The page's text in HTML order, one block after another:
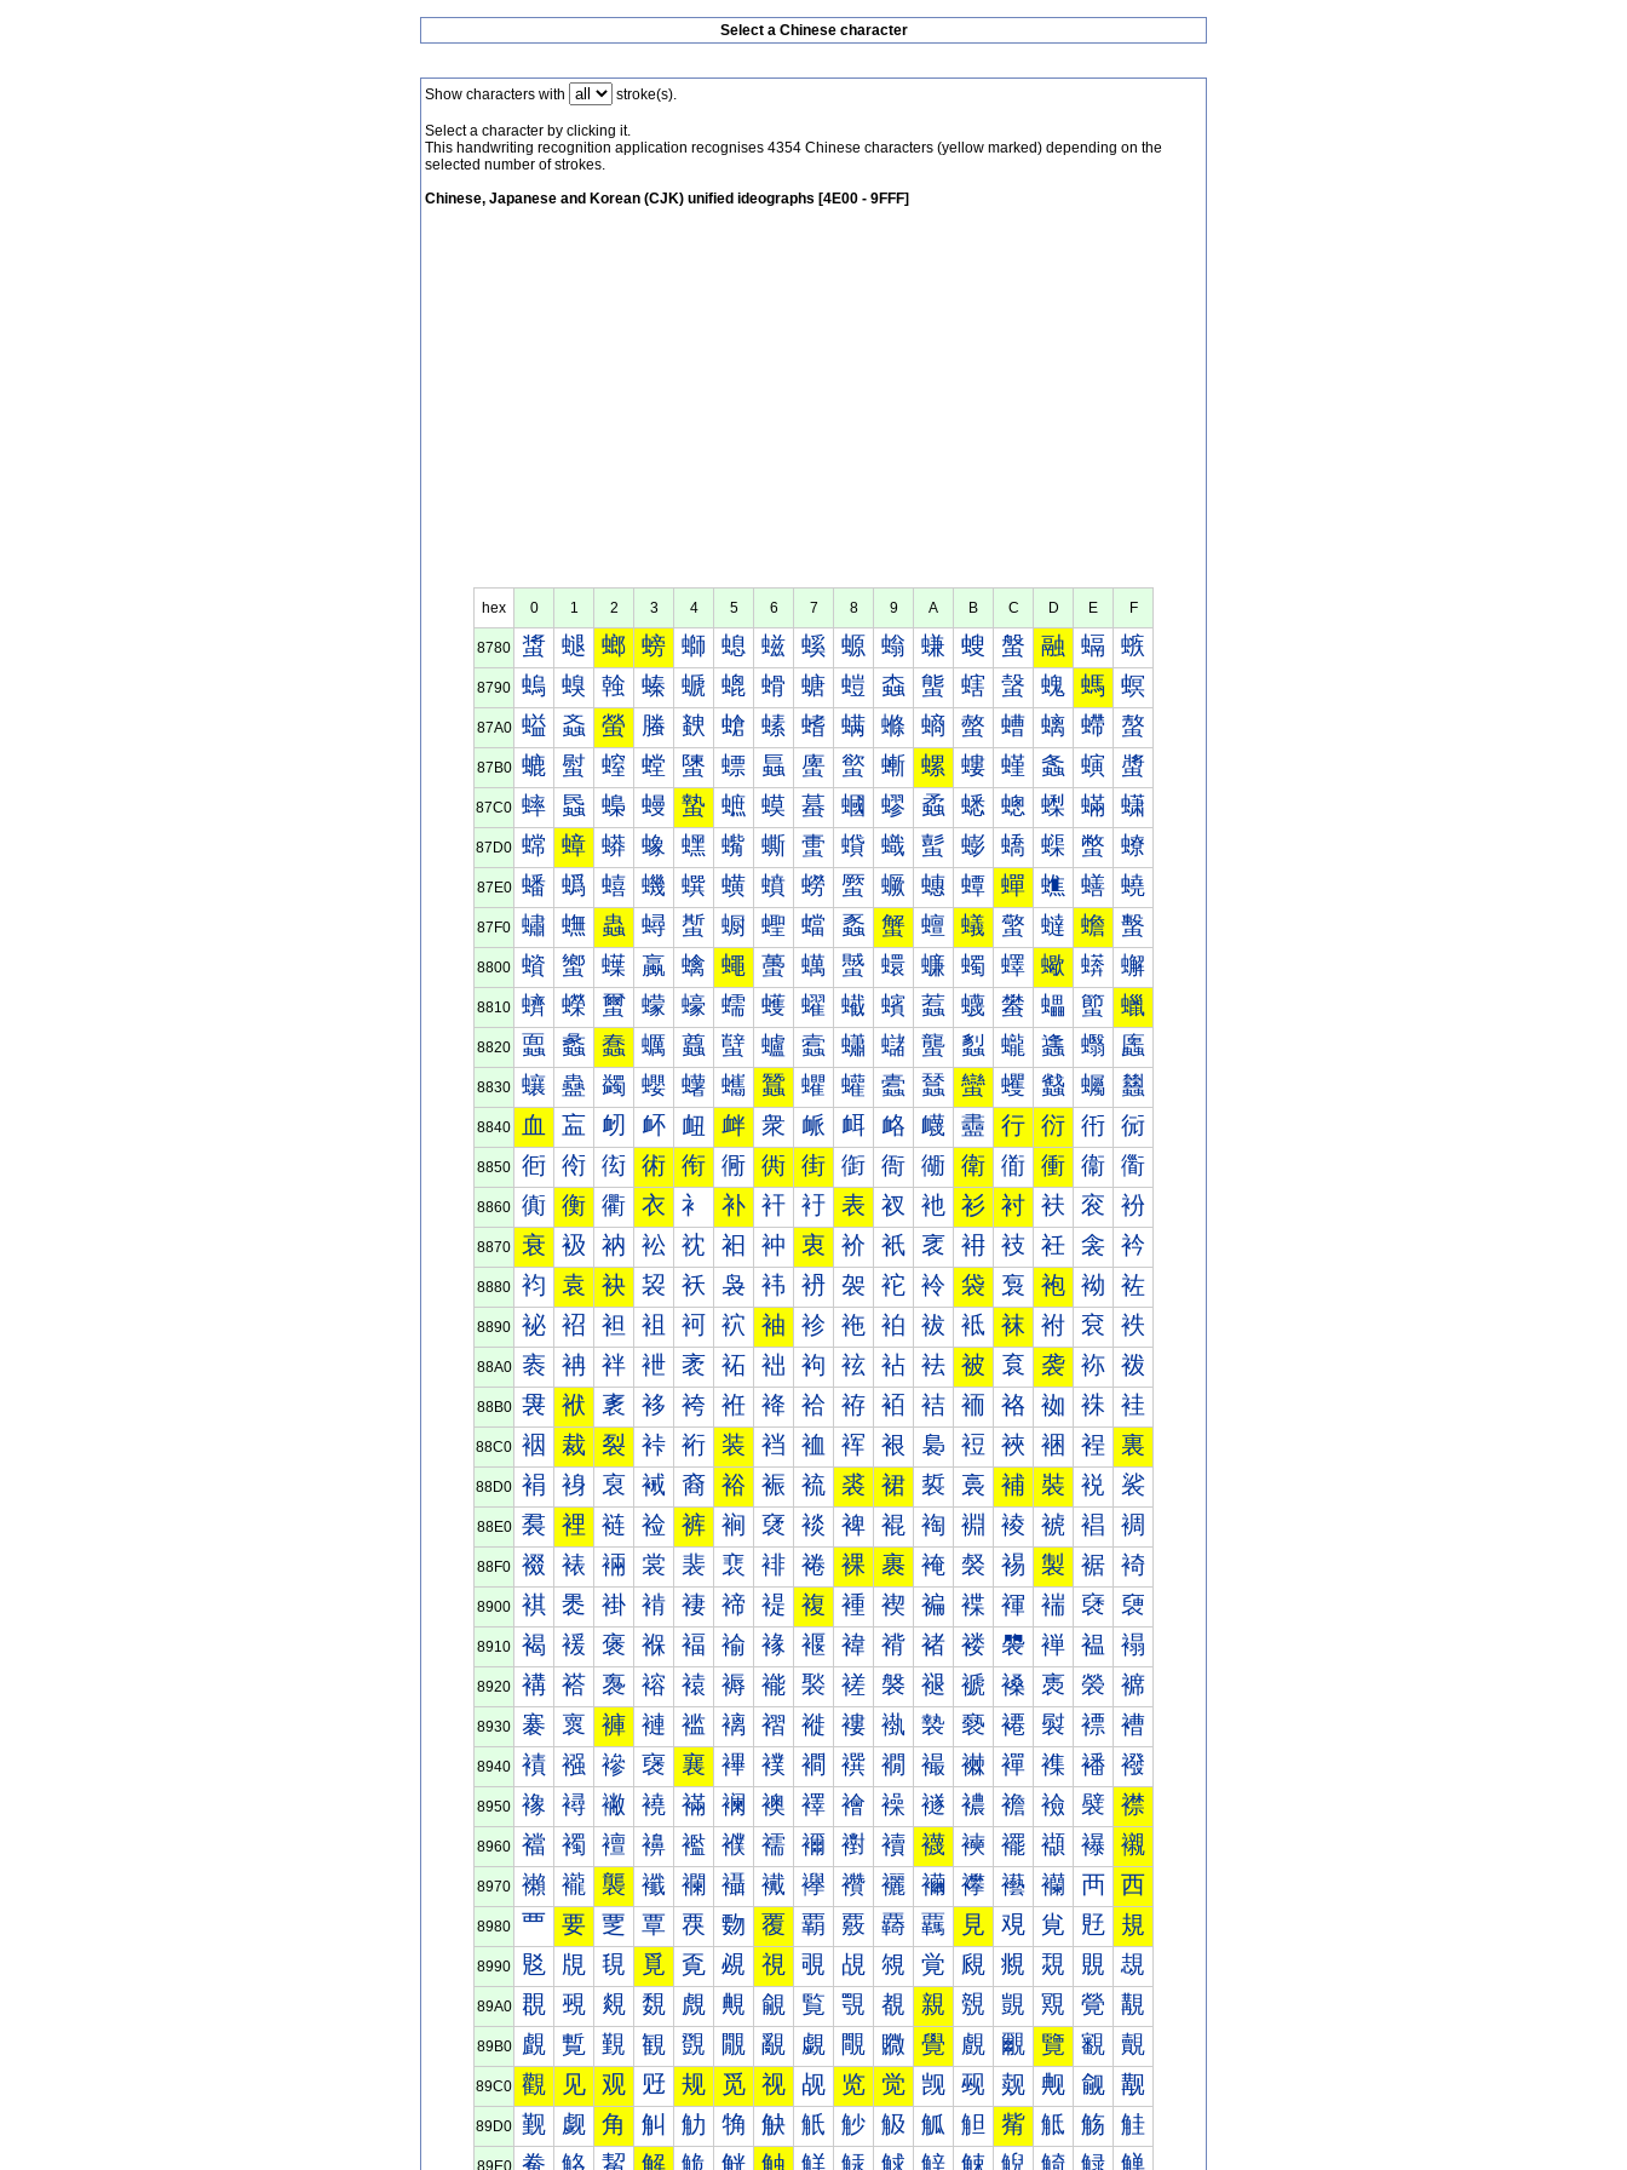
Select a Chinese character
Show characters with stroke(s).
Select a character by clicking it.
This handwriting recognition application recognises 4354 Chinese characters (yellow marked) depending on the
selected number of strokes.
Chinese, Japanese and Korean (CJK) unified ideographs [4E00 - 9FFF]
hex 0 1 2 3 4 5 6 7 8 9 A B C D E F
8780 螀 螁 螂 螃 螄 螅 螆 螇 螈 螉 螊 螋 螌 融 螎 螏
8790 螐 螑 螒 螓 螔 螕 螖 螗 螘 螙 螚 螛 螜 螝 螞 螟
87A0 螠 螡 螢 螣 螤 螥 螦 螧 螨 螩 螪 螫 螬 螭 螮 螯
87B0 螰 螱 螲 螳 螴 螵 螶 螷 螸 螹 螺 螻 螼 螽 螾 螿
87C0 蟀 蟁 蟂 蟃 蟄 蟅 蟆 蟇 蟈 蟉 蟊 蟋 蟌 蟍 蟎 蟏
87D0 蟐 蟑 蟒 蟓 蟔 蟕 蟖 蟗 蟘 蟙 蟚 蟛 蟜 蟝 蟞 蟟
87E0 蟠 蟡 蟢 蟣 蟤 蟥 蟦 蟧 蟨 蟩 蟪 蟫 蟬 蟭 蟮 蟯
87F0 蟰 蟱 蟲 蟳 蟴 蟵 蟶 蟷 蟸 蟹 蟺 蟻 蟼 蟽 蟾 蟿
8800 蠀 蠁 蠂 蠃 蠄 蠅 蠆 蠇 蠈 蠉 蠊 蠋 蠌 蠍 蠎 蠏
8810 蠐 蠑 蠒 蠓 蠔 蠕 蠖 蠗 蠘 蠙 蠚 蠛 蠜 蠝 蠞 蠟
8820 蠠 蠡 蠢 蠣 蠤 蠥 蠦 蠧 蠨 蠩 蠪 蠫 蠬 蠭 蠮 蠯
8830 蠰 蠱 蠲 蠳 蠴 蠵 蠶 蠷 蠸 蠹 蠺 蠻 蠼 蠽 蠾 蠿
8840 血 衁 衂 衃 衄 衅 衆 衇 衈 衉 衊 衋 行 衍 衎 衏
8850 衐 衑 衒 術 衔 衕 衖 街 衘 衙 衚 衛 衜 衝 衞 衟
8860 衠 衡 衢 衣 衤 补 衦 衧 表 衩 衪 衫 衬 衭 衮 衯
8870 衰 衱 衲 衳 衴 衵 衶 衷 衸 衹 衺 衻 衼 衽 衾 衿
8880 袀 袁 袂 袃 袄 袅 袆 袇 袈 袉 袊 袋 袌 袍 袎 袏
8890 袐 袑 袒 袓 袔 袕 袖 袗 袘 袙 袚 袛 袜 袝 袞 袟
88A0 袠 袡 袢 袣 袤 袥 袦 袧 袨 袩 袪 被 袬 袭 袮 袯
88B0 袰 袱 袲 袳 袴 袵 袶 袷 袸 袹 袺 袻 袼 袽 袾 袿
88C0 裀 裁 裂 裃 裄 装 裆 裇 裈 裉 裊 裋 裌 裍 裎 裏
88D0 裐 裑 裒 裓 裔 裕 裖 裗 裘 裙 裚 裛 補 裝 裞 裟
88E0 裠 裡 裢 裣 裤 裥 裦 裧 裨 裩 裪 裫 裬 裭 裮 裯
88F0 裰 裱 裲 裳 裴 裵 裶 裷 裸 裹 裺 裻 裼 製 裾 裿
8900 褀 褁 褂 褃 褄 褅 褆 複 褈 褉 褊 褋 褌 褍 褎 褏
8910 褐 褑 褒 褓 褔 褕 褖 褗 褘 褙 褚 褛 褜 褝 褞 褟
8920 褠 褡 褢 褣 褤 褥 褦 褧 褨 褩 褪 褫 褬 褭 褮 褯
8930 褰 褱 褲 褳 褴 褵 褶 褷 褸 褹 褺 褻 褼 褽 褾 褿
8940 襀 襁 襂 襃 襄 襅 襆 襇 襈 襉 襊 襋 襌 襍 襎 襏
8950 襐 襑 襒 襓 襔 襕 襖 襗 襘 襙 襚 襛 襜 襝 襞 襟
8960 襠 襡 襢 襣 襤 襥 襦 襧 襨 襩 襪 襫 襬 襭 襮 襯
8970 襰 襱 襲 襳 襴 襵 襶 襷 襸 襹 襺 襻 襼 襽 襾 西
8980 覀 要 覂 覃 覄 覅 覆 覇 覈 覉 覊 見 覌 覍 覎 規
8990 覐 覑 覒 覓 覔 覕 視 覗 覘 覙 覚 覛 覜 覝 覞 覟
89A0 覠 覡 覢 覣 覤 覥 覦 覧 覨 覩 親 覫 覬 覭 覮 覯
89B0 覰 覱 覲 観 覴 覵 覶 覷 覸 覹 覺 覻 覼 覽 覾 覿
89C0 觀 见 观 觃 规 觅 视 觇 览 觉 觊 觋 觌 觍 觎 觏
89D0 觐 觑 角 觓 觔 觕 觖 觗 觘 觙 觚 觛 觜 觝 觞 觟
89E0 觠 觡 觢 解 觤 觥 触 觧 觨 觩 觪 觫 觬 觭 觮 觯